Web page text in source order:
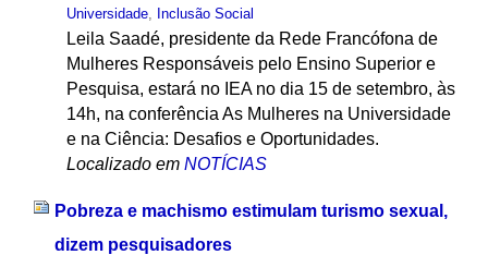
Universidade, Inclusão Social
Leila Saadé, presidente da Rede Francófona de
Mulheres Responsáveis ​pelo Ensino Superior e
Pesquisa, estará no IEA no dia 15 de setembro, às
14h, na conferência As Mulheres na Universidade
e na Ciência: Desafios e Oportunidades.
Localizado em NOTÍCIAS
Pobreza e machismo estimulam turismo sexual,
dizem pesquisadores